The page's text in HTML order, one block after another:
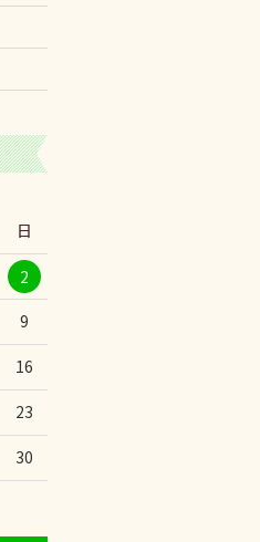
日
2
9
16
23
30